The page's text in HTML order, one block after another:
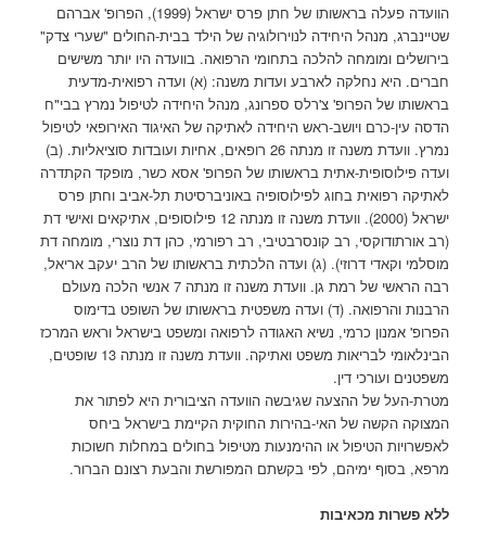
הוועדה פעלה בראשותו של חתן פרס ישראל (1999), הפרופ' אברהם
שטיינברג, מנהל היחידה לנוירולוגיה של הילד בבית-החולים "שערי צדק"
בירושלים ומומחה להלכה בתחומי הרפואה. בוועדה היו יותר משישים
חברים. היא נחלקה לארבע ועדות משנה: (א) ועדה רפואית-מדעית
בראשותו של הפרופ' צ'רלס ספרונג, מנהל היחידה לטיפול נמרץ בבי"ח
הדסה עין-כרם ויושב-ראש היחידה לאתיקה של האיגוד האירופאי לטיפול
נמרץ. וועדת משנה זו מנתה 26 רופאים, אחיות ועובדות סוציאליות. (ב)
ועדה פילוסופית-אתית בראשותו של הפרופ' אסא כשר, מופקד הקתדרה
לאתיקה רפואית בחוג לפילוסופיה באוניברסיטת תל-אביב וחתן פרס
ישראל (2000). וועדת משנה זו מנתה 12 פילוסופים, אתיקאים ואישי דת
(רב אורתודוקסי, רב קונסרבטיבי, רב רפורמי, כהן דת נוצרי, מומחה דת
מוסלמי וקאדי דרוזי). (ג) ועדה הלכתית בראשותו של הרב יעקב אריאל,
רבה הראשי של רמת גן. וועדת משנה זו מנתה 7 אנשי הלכה מעולם
הרבנות והרפואה. (ד) ועדה משפטית בראשותו של השופט בדימוס
הפרופ' אמנון כרמי, נשיא האגודה לרפואה ומשפט בישראל וראש המרכז
הבינלאומי לבריאות משפט ואתיקה. וועדת משנה זו מנתה 13 שופטים,
משפטנים ועורכי דין.
מטרת-העל של ההצעה שגיבשה הוועדה הציבורית היא לפתור את
המצוקה הקשה של האי-בהירות החוקית הקיימת בישראל ביחס
לאפשרויות הטיפול או ההימנעות מטיפול בחולים במחלות חשוכות
מרפא, בסוף ימיהם, לפי בקשתם המפורשת והבעת רצונם הברור.
ללא פשרות מכאיבות